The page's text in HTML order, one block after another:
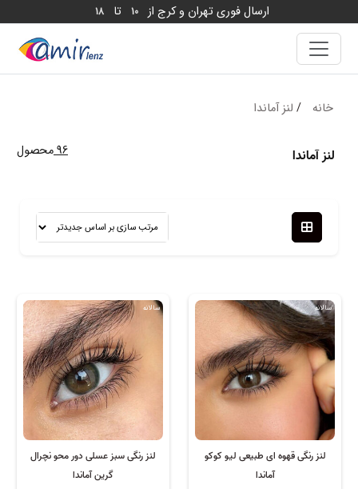
ارسال فوری تهران و کرج از 10 تا 18
خانه / لنز آماندا
لنز آماندا 96محصول
لنز رنگی قهوه ای طبیعی لیو کوکو
آماندا
سالانه
لنز رنگی سبز عسلی دور محو نچرال
گرین آماندا
سالانه